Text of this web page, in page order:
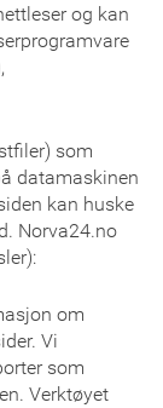
og kan
som
datamaskinen
kan huske
Norva24.no
om
Vi
som
Verktøyet